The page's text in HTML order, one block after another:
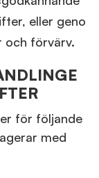
eller geno
och förvärv.
för följande
med